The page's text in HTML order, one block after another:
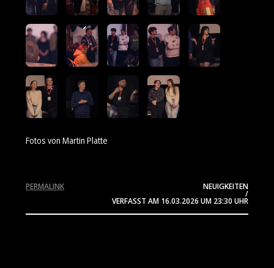
Fotos von Martin Platte
NEUIGKEITEN
/
VERFASST AM 16.03.2026 UM 23:30 UHR
PERMALINK